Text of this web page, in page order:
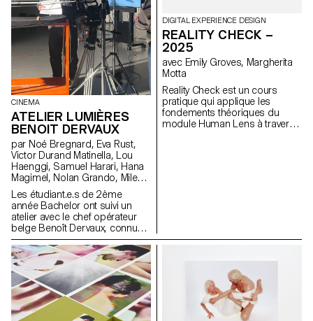
CINEMA
ATELIER LUMIÈRES
BENOIT DERVAUX
par Noé Bregnard, Eva Rust,
Victor Durand Matinella, Lou
Haenggi, Samuel Harari, Hana
Magimel, Nolan Grando, Mileny
Viera de Andrade, Zélia Zanone
Les étudiant.e.s de 2ème
année Bachelor ont suivi un
atelier avec le chef opérateur
belge Benoît Dervaux, connu
pour son travail sur les films
des frères Dardenne. Il a
notamment signé l'image des
films suisses Laissez-moi de
Maxime Rappaz (2023) et À
bras-le-corps de Marie-Elsa
Sgualdo (2025).
DIGITAL EXPERIENCE DESIGN
REALITY CHECK –
2025
avec Emily Groves, Margherita
Motta
Reality Check est un cours
pratique qui applique les
fondements théoriques du
module Human Lens à travers
journaux et d’autres méthodes
de recherche, ils et elles ont
défini et prototypé de nouvelles
orientations pour des services
existants, en plaçant
l’expérience porteuse de sens